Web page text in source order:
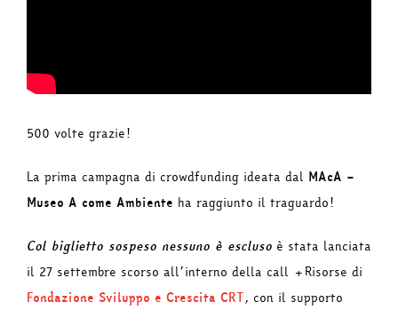
500 volte grazie!
La prima campagna di crowdfunding ideata dal MAcA –
Museo A come Ambiente ha raggiunto il traguardo!
Col biglietto sospeso nessuno è escluso è stata lanciata
il 27 settembre scorso all’interno della call +Risorse di
Fondazione Sviluppo e Crescita CRT, con il supporto